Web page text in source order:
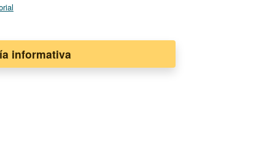
informativa